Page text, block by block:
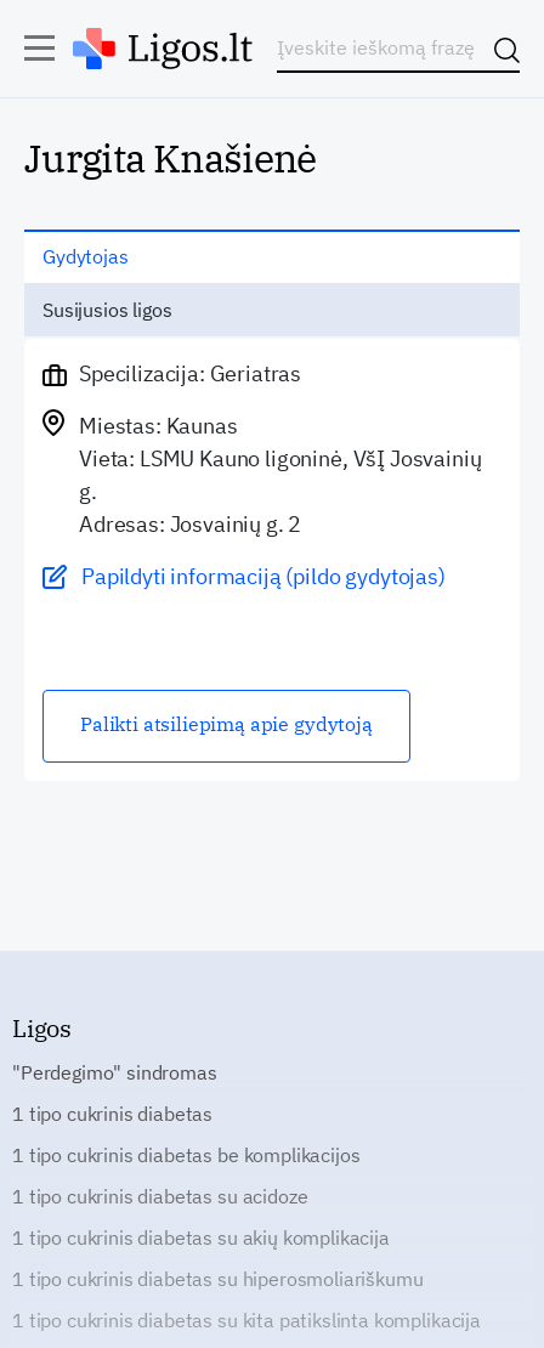
Jurgita Knašienė
Gydytojas
Susijusios ligos
Specilizacija: Geriatras
Miestas: Kaunas
Vieta: LSMU Kauno ligoninė, VšĮ Josvainių
g.
Adresas: Josvainių g. 2
Papildyti informaciją (pildo gydytojas)
Palikti atsiliepimą apie gydytoją
Ligos
"Perdegimo" sindromas
1 tipo cukrinis diabetas
1 tipo cukrinis diabetas be komplikacijos
1 tipo cukrinis diabetas su acidoze
1 tipo cukrinis diabetas su akių komplikacija
1 tipo cukrinis diabetas su hiperosmoliariškumu
1 tipo cukrinis diabetas su kita patikslinta komplikacija